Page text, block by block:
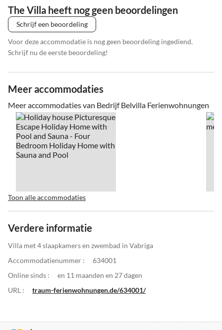
The Villa heeft nog geen beoordelingen
Schrijf een beoordeling
Voor deze accommodatie is nog geen beoordeling ingediend.
Schrijf nu de eerste beoordeling!
Meer accommodaties
Meer accommodaties van Bedrijf Belvilla Ferienwohnungen
Toon alle accommodaties
Verdere informatie
Villa met 4 slaapkamers en zwembad in Vabriga
Accommodatienummer :
634001
Online sinds :
en 11 maanden en 27 dagen
URL :
traum-ferienwohnungen.de/634001/